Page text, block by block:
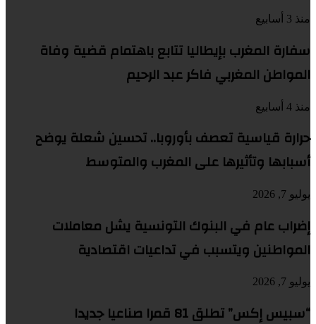
منذ 3 أسابيع
سفارة المغرب بإيطاليا تتابع باهتمام قضية وفاة
المواطن المغربي فاكر عبد الرحيم
منذ 4 أسابيع
حرارة قياسية تعصف بأوروبا.. تحسين شعلة يوضح
أسبابها وتأثيرها على المغرب والمتوسط
يوليو 7, 2026
إضراب عام في البنوك التونسية يشل معاملات
المواطنين ويتسبب في تداعيات اقتصادية
يوليو 7, 2026
“سبيس إكس” تطلق 81 قمرا صناعيا جديدا